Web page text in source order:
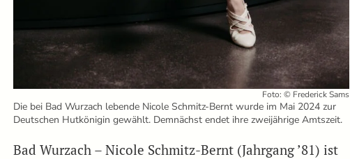
Foto: © Frederick Sams
Die bei Bad Wurzach lebende Nicole Schmitz-Bernt wurde im Mai 2024 zur
Deutschen Hutkönigin gewählt. Demnächst endet ihre zweijährige Amtszeit.
Bad Wurzach – Nicole Schmitz-Bernt (Jahrgang ’81) ist